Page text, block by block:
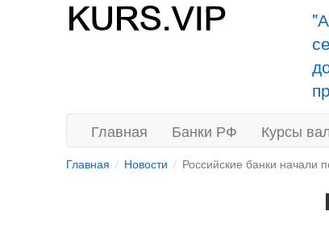
Главная Банки РФ Курсы
Главная Новости Российские банки начали